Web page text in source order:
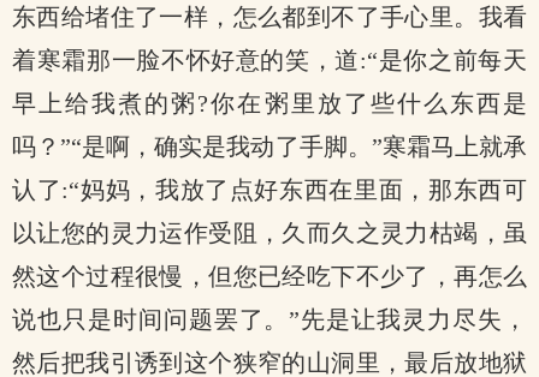
东西给堵住了一样，怎么都到不了手心里。我看
着寒霜那一脸不怀好意的笑，道:“是你之前每天
早上给我煮的粥?你在粥里放了些什么东西是
吗？”“是啊，确实是我动了手脚。”寒霜马上就承
认了:“妈妈，我放了点好东西在里面，那东西可
以让您的灵力运作受阻，久而久之灵力枯竭，虽
然这个过程很慢，但您已经吃下不少了，再怎么
说也只是时间问题罢了。”先是让我灵力尽失，
然后把我引诱到这个狭窄的山洞里，最后放地狱